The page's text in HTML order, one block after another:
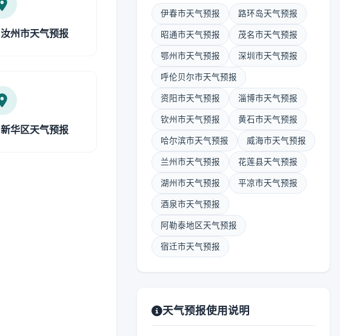
汝州市天气预报
新华区天气预报
伊春市天气预报 路环岛天气预报
昭通市天气预报 茂名市天气预报
鄂州市天气预报 深圳市天气预报
呼伦贝尔市天气预报
资阳市天气预报 淄博市天气预报
钦州市天气预报 黄石市天气预报
哈尔滨市天气预报 威海市天气预报
兰州市天气预报 花莲县天气预报
湖州市天气预报 平凉市天气预报
酒泉市天气预报
阿勒泰地区天气预报
宿迁市天气预报
天气预报使用说明